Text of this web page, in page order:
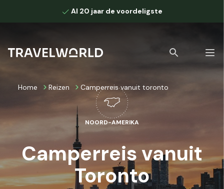
Al 20 jaar de voordeligste
Bekijk alle zoekresultaten
Home Reizen Camperreis vanuit toronto
NOORD-AMERIKA
Camperreis vanuit
Toronto